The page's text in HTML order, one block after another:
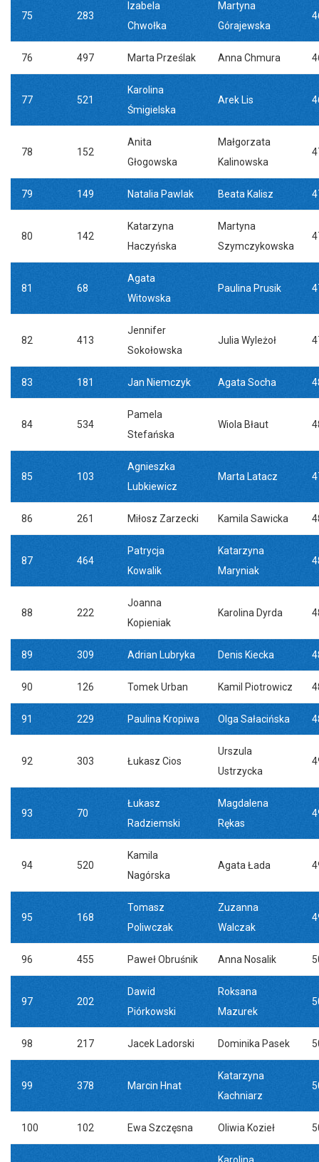
75 283
Izabela
Chwołka
Martyna
Górajewska
76 497 Marta Prześlak Anna Chmura
77 521
Karolina
Śmigielska
Arek Lis
78 152
Anita
Głogowska
Małgorzata
Kalinowska
79 149 Natalia Pawlak Beata Kalisz
80 142
Katarzyna
Haczyńska
Martyna
Szymczykowska
81 68
Agata
Witowska
Paulina Prusik
82 413
Jennifer
Sokołowska
Julia Wyleżoł
83 181 Jan Niemczyk Agata Socha
84 534
Pamela
Stefańska
Wiola Błaut
85 103
Agnieszka
Lubkiewicz
Marta Latacz
86 261 Miłosz Zarzecki Kamila Sawicka
87 464
Patrycja
Kowalik
Katarzyna
Maryniak
88 222
Joanna
Kopieniak
Karolina Dyrda
89 309 Adrian Lubryka Denis Kiecka
90 126 Tomek Urban Kamil Piotrowicz
91 229 Paulina Kropiwa Olga Sałacińska
92 303 Łukasz Cios
Urszula
Ustrzycka
93 70
Łukasz
Radziemski
Magdalena
Rękas
94 520
Kamila
Nagórska
Agata Łada
95 168
Tomasz
Poliwczak
Zuzanna
Walczak
96 455 Paweł Obruśnik Anna Nosalik
97 202
Dawid
Piórkowski
Roksana
Mazurek
98 217 Jacek Ladorski Dominika Pasek
99 378 Marcin Hnat
Katarzyna
Kachniarz
100 102 Ewa Szczęsna Oliwia Kozieł